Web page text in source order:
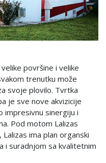
površine i velike
trenutku može
svoje plovilo. Tvrtka
je sve nove akvizicije
impresivnu sinergiju i
Pod motom Lalizas
ima plan organski
i suradnjom sa kvalitetnim